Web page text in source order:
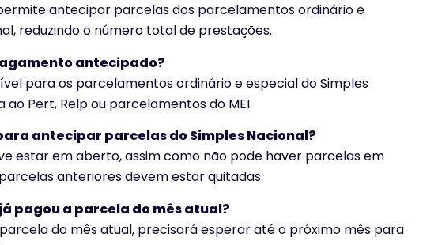
antecipar parcelas dos parcelamentos ordinário e
reduzindo o número total de prestações.
antecipado?
para os parcelamentos ordinário e especial do Simples
ao Pert, Relp ou parcelamentos do MEI.
antecipar parcelas do Simples Nacional?
estar em aberto, assim como não pode haver parcelas em
anteriores devem estar quitadas.
pagou a parcela do mês atual?
parcela do mês atual, precisará esperar até o próximo mês para